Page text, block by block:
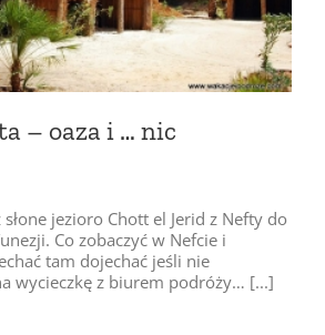
– oaza i … nic
jezioro Chott el Jerid z Nefty do
Co zobaczyć w Nefcie i
tam dojechać jeśli nie
wycieczkę z biurem podróży… [...]